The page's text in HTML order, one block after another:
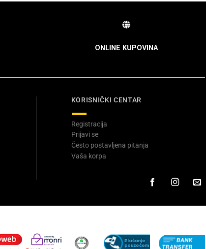
ONLINE KUPOVINA
KORISNIČKI CENTAR
Registracija
Prijavi se
Često postavljena pitanja
Vaša korpa